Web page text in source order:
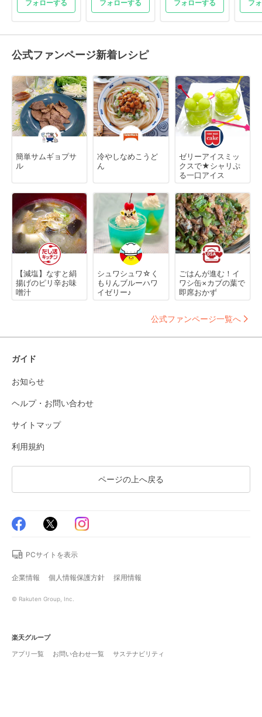
フォローする フォローする フォローする フ
公式ファンページ新着レシピ
簡単サムギョプサ
ル
冷やしなめこうど
ん
ゼリーアイスミッ
クスで★シャリぷ
る一口アイス
【減塩】なすと絹
揚げのピリ辛お味
噌汁
シュワシュワ☆く
もりんブルーハワ
イゼリー♪
ごはんが進む！イ
ワシ缶×カブの葉で
即席おかず
公式ファンページ一覧へ
ガイド
お知らせ
ヘルプ・お問い合わせ
サイトマップ
利用規約
ページの上へ戻る
PCサイトを表示
企業情報 個人情報保護方針 採用情報
© Rakuten Group, Inc.
楽天グループ
アプリ一覧
お問い合わせ一覧 サステナビリティ